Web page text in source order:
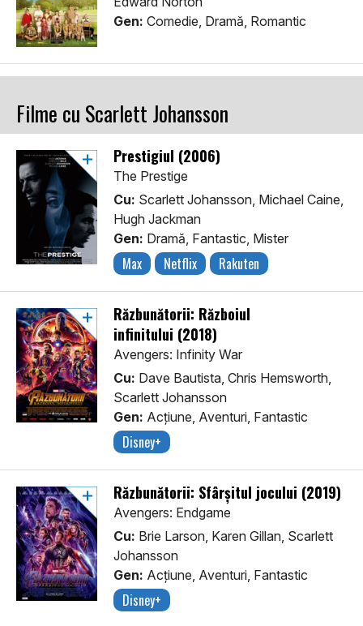
Gen: Comedie, Dramă, Romantic
Filme cu Scarlett Johansson
Prestigiul (2006)
The Prestige
Cu: Scarlett Johansson, Michael Caine,
Hugh Jackman
Gen: Dramă, Fantastic, Mister
Max Netflix Rakuten
Răzbunătorii: Războiul
infinitului (2018)
Avengers: Infinity War
Cu: Dave Bautista, Chris Hemsworth,
Scarlett Johansson
Gen: Acţiune, Aventuri, Fantastic
Disney+
Răzbunătorii: Sfârșitul jocului (2019)
Avengers: Endgame
Cu: Brie Larson, Karen Gillan, Scarlett
Johansson
Gen: Acţiune, Aventuri, Fantastic
Disney+